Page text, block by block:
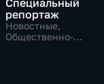
репортаж
Новостные,
Общественно-